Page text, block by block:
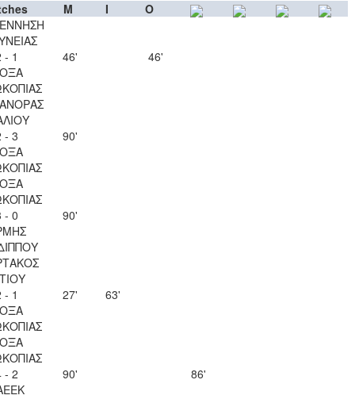
M I
O
- 1
46' 46'
- 3
90'
- 0
90'
- 1
27' 63'
- 2
90' 86'